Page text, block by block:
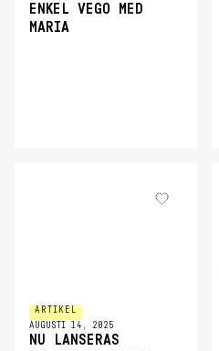
ENKEL VEGO MED
MARIA
ARTIKEL
AUGUSTI 14, 2025
NU LANSERAS